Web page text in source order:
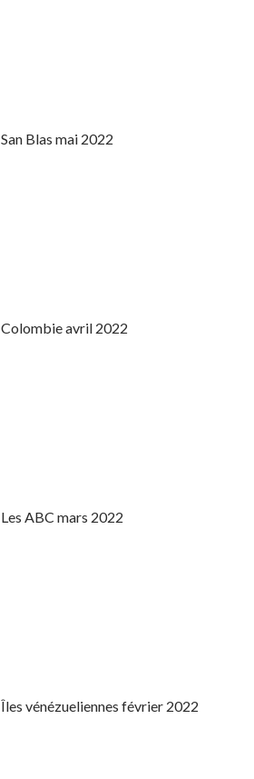
San Blas mai 2022
Colombie avril 2022
Les ABC mars 2022
Îles vénézueliennes février 2022